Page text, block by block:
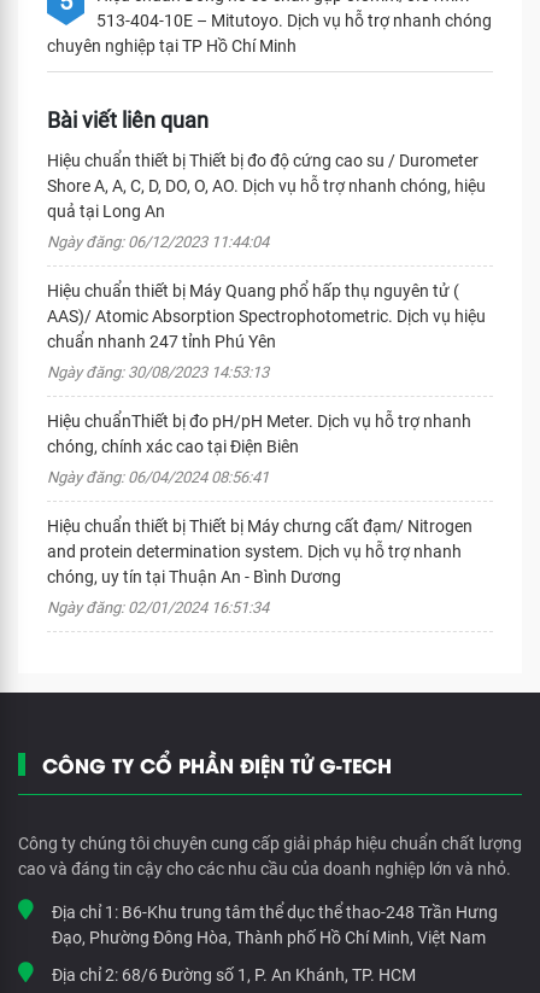
513-404-10E – Mitutoyo. Dịch vụ hỗ trợ nhanh chóng
chuyên nghiệp tại TP Hồ Chí Minh
Bài viết liên quan
Hiệu chuẩn thiết bị Thiết bị đo độ cứng cao su / Durometer
Shore A, A, C, D, DO, O, AO. Dịch vụ hỗ trợ nhanh chóng, hiệu
quả tại Long An
Ngày đăng: 06/12/2023 11:44:04
Hiệu chuẩn thiết bị Máy Quang phổ hấp thụ nguyên tử (
AAS)/ Atomic Absorption Spectrophotometric. Dịch vụ hiệu
chuẩn nhanh 247 tỉnh Phú Yên
Ngày đăng: 30/08/2023 14:53:13
Hiệu chuẩnThiết bị đo pH/pH Meter. Dịch vụ hỗ trợ nhanh
chóng, chính xác cao tại Điện Biên
Ngày đăng: 06/04/2024 08:56:41
Hiệu chuẩn thiết bị Thiết bị Máy chưng cất đạm/ Nitrogen
and protein determination system. Dịch vụ hỗ trợ nhanh
chóng, uy tín tại Thuận An - Bình Dương
Ngày đăng: 02/01/2024 16:51:34
CÔNG TY CỔ PHẦN ĐIỆN TỬ G-TECH
Công ty chúng tôi chuyên cung cấp giải pháp hiệu chuẩn chất lượng
cao và đáng tin cậy cho các nhu cầu của doanh nghiệp lớn và nhỏ.
Địa chỉ 1: B6-Khu trung tâm thể dục thể thao-248 Trần Hưng
Đạo, Phường Đông Hòa, Thành phố Hồ Chí Minh, Việt Nam
Địa chỉ 2: 68/6 Đường số 1, P. An Khánh, TP. HCM